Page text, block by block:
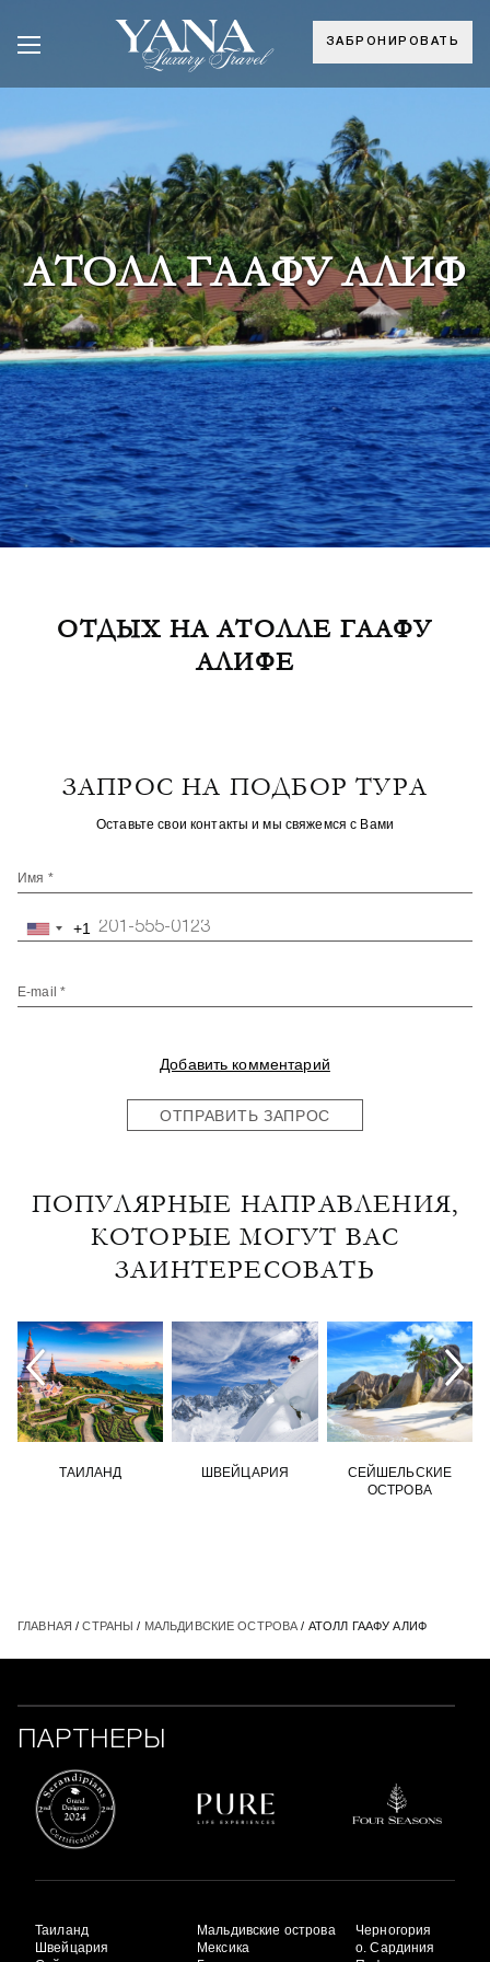
ЗАБРОНИРОВАТЬ
АТОЛЛ ГААФУ АЛИФ
ОТДЫХ НА АТОЛЛЕ ГААФУ
АЛИФЕ
ЗАПРОС НА ПОДБОР ТУРА
Оставьте свои контакты и мы свяжемся с Вами
Имя *
United+1
E-mail *
Добавить комментарий
ОТПРАВИТЬ ЗАПРОС
ПОПУЛЯРНЫЕ НАПРАВЛЕНИЯ,
КОТОРЫЕ МОГУТ ВАС
ЗАИНТЕРЕСОВАТЬ
ТАИЛАНД ШВЕЙЦАРИЯ
СЕЙШЕЛЬСКИЕ
ОСТРОВА
ГЛАВНАЯ /СТРАНЫ / МАЛЬДИВСКИЕ ОСТРОВА / АТОЛЛ ГААФУ АЛИФ
ПАРТНЕРЫ
Таиланд
Швейцария
Мальдивские острова
Мексика
Черногория
о. Сардиния